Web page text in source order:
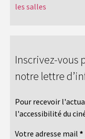
les salles
Inscrivez-vous
notre lettre
Pour recevoir
l'accessibilité du
Votre adresse mail *